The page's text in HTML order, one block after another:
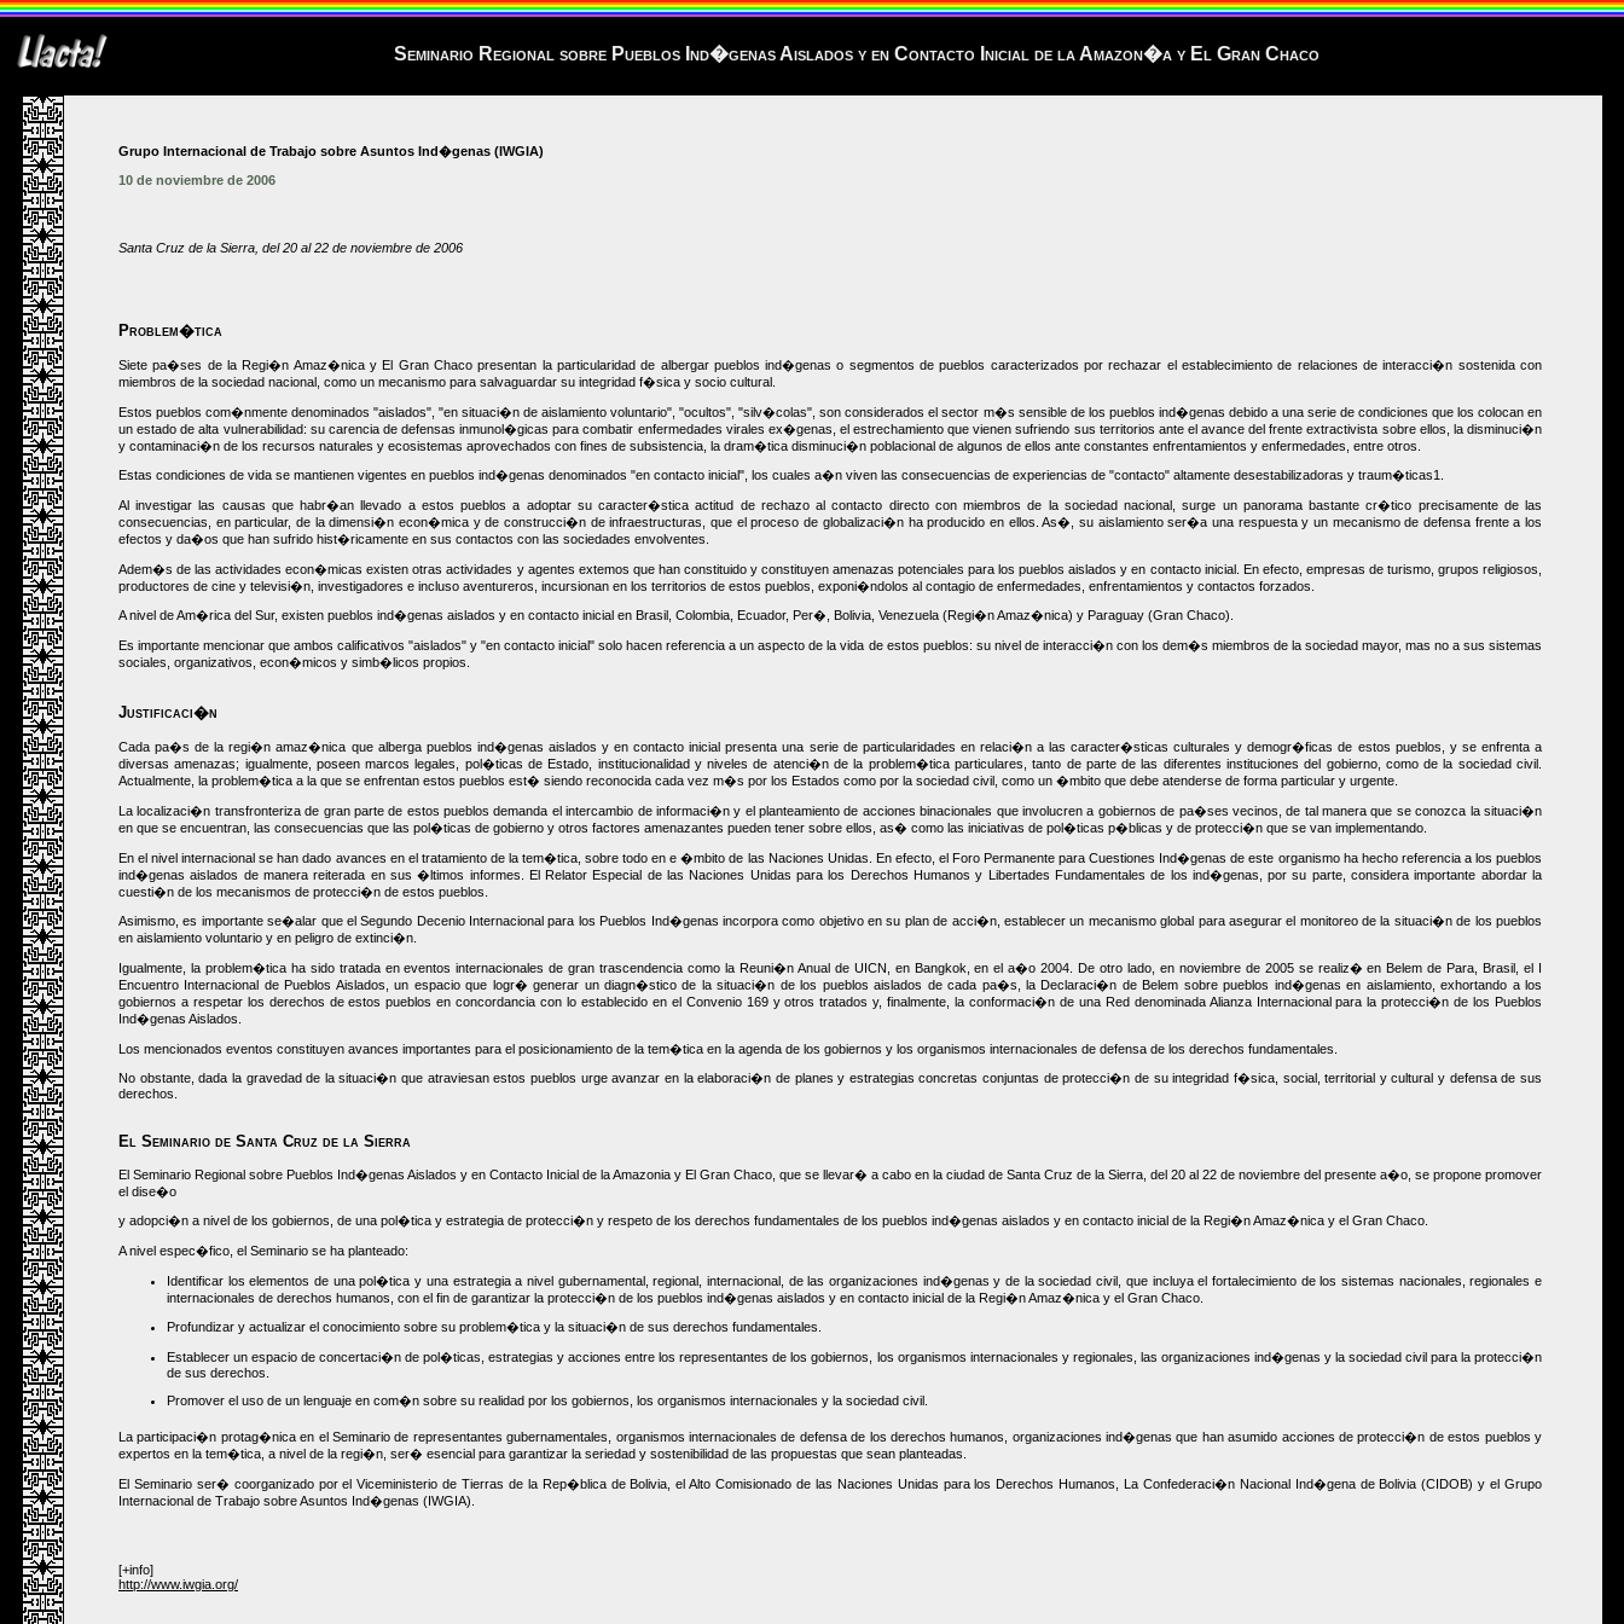
Seminario Regional sobre Pueblos Ind�genas Aislados y en Contacto Inicial de la Amazon�a y El Gran Chaco
Grupo Internacional de Trabajo sobre Asuntos Ind�genas (IWGIA)
10 de noviembre de 2006
Santa Cruz de la Sierra, del 20 al 22 de noviembre de 2006
Problem�tica
Siete pa�ses de la Regi�n Amaz�nica y El Gran Chaco presentan la particularidad de albergar pueblos ind�genas o segmentos de pueblos caracterizados por rechazar el establecimiento de relaciones de interacci�n sostenida con
miembros de la sociedad nacional, como un mecanismo para salvaguardar su integridad f�sica y socio cultural.
Estos pueblos com�nmente denominados "aislados", "en situaci�n de aislamiento voluntario", "ocultos", "silv�colas", son considerados el sector m�s sensible de los pueblos ind�genas debido a una serie de condiciones que los colocan en
un estado de alta vulnerabilidad: su carencia de defensas inmunol�gicas para combatir enfermedades virales ex�genas, el estrechamiento que vienen sufriendo sus territorios ante el avance del frente extractivista sobre ellos, la disminuci�n
y contaminaci�n de los recursos naturales y ecosistemas aprovechados con fines de subsistencia, la dram�tica disminuci�n poblacional de algunos de ellos ante constantes enfrentamientos y enfermedades, entre otros.
Estas condiciones de vida se mantienen vigentes en pueblos ind�genas denominados "en contacto inicial", los cuales a�n viven las consecuencias de experiencias de "contacto" altamente desestabilizadoras y traum�ticas1.
Al investigar las causas que habr�an llevado a estos pueblos a adoptar su caracter�stica actitud de rechazo al contacto directo con miembros de la sociedad nacional, surge un panorama bastante cr�tico precisamente de las
consecuencias, en particular, de la dimensi�n econ�mica y de construcci�n de infraestructuras, que el proceso de globalizaci�n ha producido en ellos. As�, su aislamiento ser�a una respuesta y un mecanismo de defensa frente a los
efectos y da�os que han sufrido hist�ricamente en sus contactos con las sociedades envolventes.
Adem�s de las actividades econ�micas existen otras actividades y agentes extemos que han constituido y constituyen amenazas potenciales para los pueblos aislados y en contacto inicial. En efecto, empresas de turismo, grupos religiosos,
productores de cine y televisi�n, investigadores e incluso aventureros, incursionan en los territorios de estos pueblos, exponi�ndolos al contagio de enfermedades, enfrentamientos y contactos forzados.
A nivel de Am�rica del Sur, existen pueblos ind�genas aislados y en contacto inicial en Brasil, Colombia, Ecuador, Per�, Bolivia, Venezuela (Regi�n Amaz�nica) y Paraguay (Gran Chaco).
Es importante mencionar que ambos calificativos "aislados" y "en contacto inicial" solo hacen referencia a un aspecto de la vida de estos pueblos: su nivel de interacci�n con los dem�s miembros de la sociedad mayor, mas no a sus sistemas
sociales, organizativos, econ�micos y simb�licos propios.
Justificaci�n
Cada pa�s de la regi�n amaz�nica que alberga pueblos ind�genas aislados y en contacto inicial presenta una serie de particularidades en relaci�n a las caracter�sticas culturales y demogr�ficas de estos pueblos, y se enfrenta a
diversas amenazas; igualmente, poseen marcos legales, pol�ticas de Estado, institucionalidad y niveles de atenci�n de la problem�tica particulares, tanto de parte de las diferentes instituciones del gobierno, como de la sociedad civil.
Actualmente, la problem�tica a la que se enfrentan estos pueblos est� siendo reconocida cada vez m�s por los Estados como por la sociedad civil, como un �mbito que debe atenderse de forma particular y urgente.
La localizaci�n transfronteriza de gran parte de estos pueblos demanda el intercambio de informaci�n y el planteamiento de acciones binacionales que involucren a gobiernos de pa�ses vecinos, de tal manera que se conozca la situaci�n
en que se encuentran, las consecuencias que las pol�ticas de gobierno y otros factores amenazantes pueden tener sobre ellos, as� como las iniciativas de pol�ticas p�blicas y de protecci�n que se van implementando.
En el nivel internacional se han dado avances en el tratamiento de la tem�tica, sobre todo en e �mbito de las Naciones Unidas. En efecto, el Foro Permanente para Cuestiones Ind�genas de este organismo ha hecho referencia a los pueblos
ind�genas aislados de manera reiterada en sus �ltimos informes. El Relator Especial de las Naciones Unidas para los Derechos Humanos y Libertades Fundamentales de los ind�genas, por su parte, considera importante abordar la
cuesti�n de los mecanismos de protecci�n de estos pueblos.
Asimismo, es importante se�alar que el Segundo Decenio Internacional para los Pueblos Ind�genas incorpora como objetivo en su plan de acci�n, establecer un mecanismo global para asegurar el monitoreo de la situaci�n de los pueblos
en aislamiento voluntario y en peligro de extinci�n.
Igualmente, la problem�tica ha sido tratada en eventos internacionales de gran trascendencia como la Reuni�n Anual de UICN, en Bangkok, en el a�o 2004. De otro lado, en noviembre de 2005 se realiz� en Belem de Para, Brasil, el I
Encuentro Internacional de Pueblos Aislados, un espacio que logr� generar un diagn�stico de la situaci�n de los pueblos aislados de cada pa�s, la Declaraci�n de Belem sobre pueblos ind�genas en aislamiento, exhortando a los
gobiernos a respetar los derechos de estos pueblos en concordancia con lo establecido en el Convenio 169 y otros tratados y, finalmente, la conformaci�n de una Red denominada Alianza Internacional para la protecci�n de los Pueblos
Ind�genas Aislados.
Los mencionados eventos constituyen avances importantes para el posicionamiento de la tem�tica en la agenda de los gobiernos y los organismos internacionales de defensa de los derechos fundamentales.
No obstante, dada la gravedad de la situaci�n que atraviesan estos pueblos urge avanzar en la elaboraci�n de planes y estrategias concretas conjuntas de protecci�n de su integridad f�sica, social, territorial y cultural y defensa de sus
derechos.
El Seminario de Santa Cruz de la Sierra
El Seminario Regional sobre Pueblos Ind�genas Aislados y en Contacto Inicial de la Amazonia y El Gran Chaco, que se llevar� a cabo en la ciudad de Santa Cruz de la Sierra, del 20 al 22 de noviembre del presente a�o, se propone promover
el dise�o
y adopci�n a nivel de los gobiernos, de una pol�tica y estrategia de protecci�n y respeto de los derechos fundamentales de los pueblos ind�genas aislados y en contacto inicial de la Regi�n Amaz�nica y el Gran Chaco.
A nivel espec�fico, el Seminario se ha planteado:
Identificar los elementos de una pol�tica y una estrategia a nivel gubernamental, regional, internacional, de las organizaciones ind�genas y de la sociedad civil, que incluya el fortalecimiento de los sistemas nacionales, regionales e
internacionales de derechos humanos, con el fin de garantizar la protecci�n de los pueblos ind�genas aislados y en contacto inicial de la Regi�n Amaz�nica y el Gran Chaco.
Profundizar y actualizar el conocimiento sobre su problem�tica y la situaci�n de sus derechos fundamentales.
Establecer un espacio de concertaci�n de pol�ticas, estrategias y acciones entre los representantes de los gobiernos, los organismos internacionales y regionales, las organizaciones ind�genas y la sociedad civil para la protecci�n
de sus derechos.
Promover el uso de un lenguaje en com�n sobre su realidad por los gobiernos, los organismos internacionales y la sociedad civil.
La participaci�n protag�nica en el Seminario de representantes gubernamentales, organismos internacionales de defensa de los derechos humanos, organizaciones ind�genas que han asumido acciones de protecci�n de estos pueblos y
expertos en la tem�tica, a nivel de la regi�n, ser� esencial para garantizar la seriedad y sostenibilidad de las propuestas que sean planteadas.
El Seminario ser� coorganizado por el Viceministerio de Tierras de la Rep�blica de Bolivia, el Alto Comisionado de las Naciones Unidas para los Derechos Humanos, La Confederaci�n Nacional Ind�gena de Bolivia (CIDOB) y el Grupo
Internacional de Trabajo sobre Asuntos Ind�genas (IWGIA).
[+info]
http://www.iwgia.org/